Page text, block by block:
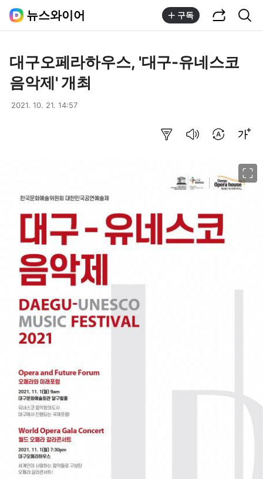
뉴스와이어 구독
대구오페라하우스, '대구-유네스코
음악제' 개최
2021. 10. 21. 14:57